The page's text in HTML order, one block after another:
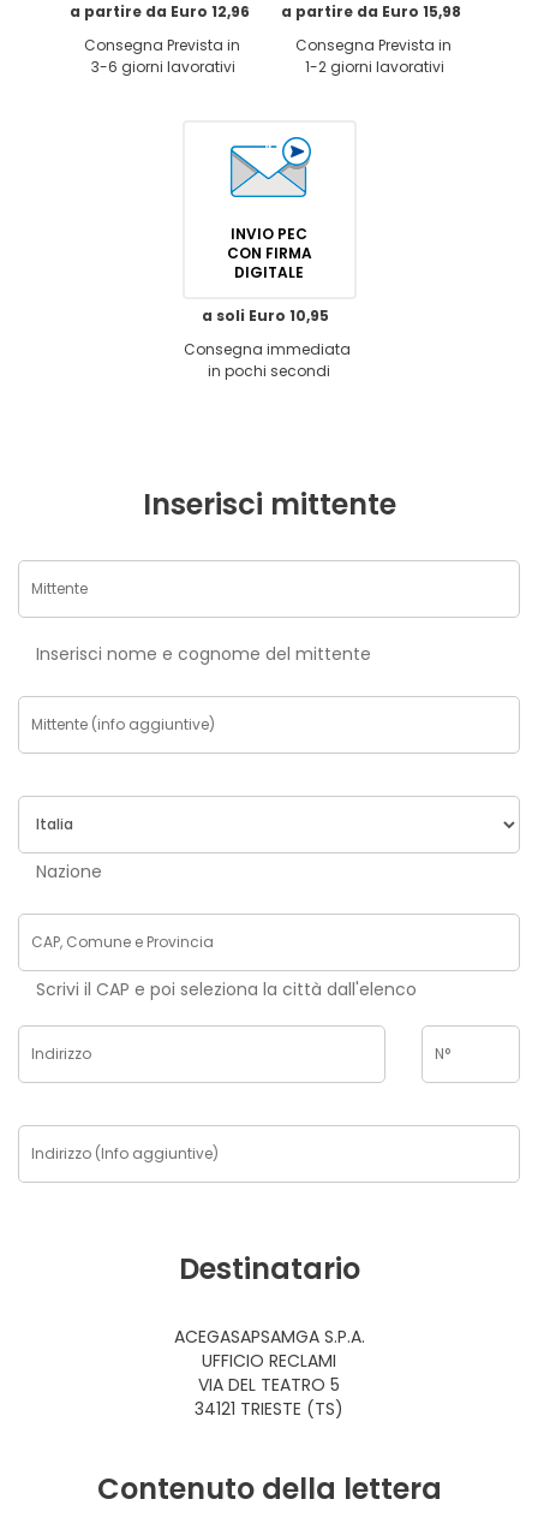
a partire da Euro 12,96
Consegna Prevista in
3-6 giorni lavorativi
a partire da Euro 15,98
Consegna Prevista in
1-2 giorni lavorativi
INVIO PEC
CON FIRMA
DIGITALE
a soli Euro 10,95
Consegna immediata
in pochi secondi
Inserisci mittente
Inserisci nome e cognome del mittente
Nazione
Scrivi il CAP e poi seleziona la città dall'elenco
Destinatario
ACEGASAPSAMGA S.P.A.
UFFICIO RECLAMI
VIA DEL TEATRO 5
34121 TRIESTE (TS)
Contenuto della lettera